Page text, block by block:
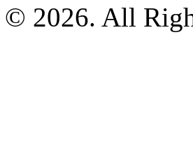
2026. All